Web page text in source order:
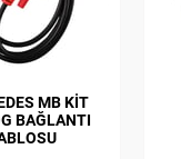
MB KİT
BAĞLANTI